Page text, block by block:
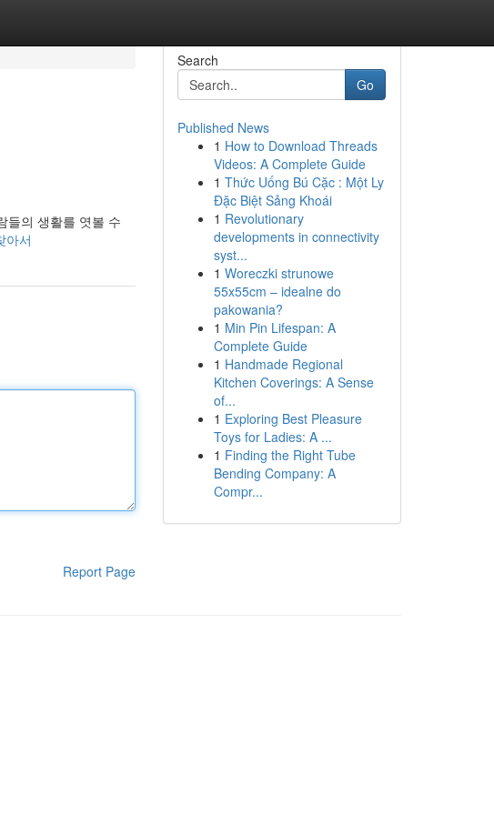
들의 생활를 엿볼 수
아서
Report Page
Search
Go
Published News
1 How to Download Threads
Videos: A Complete Guide
1 Thức Uống Bú Cặc : Một Ly
Đặc Biệt Sảng Khoái
1 Revolutionary
developments in connectivity
syst...
1 Woreczki strunowe
55x55cm – idealne do
pakowania?
1 Min Pin Lifespan: A
Complete Guide
1 Handmade Regional
Kitchen Coverings: A Sense
of...
1 Exploring Best Pleasure
Toys for Ladies: A ...
1 Finding the Right Tube
Bending Company: A
Compr...